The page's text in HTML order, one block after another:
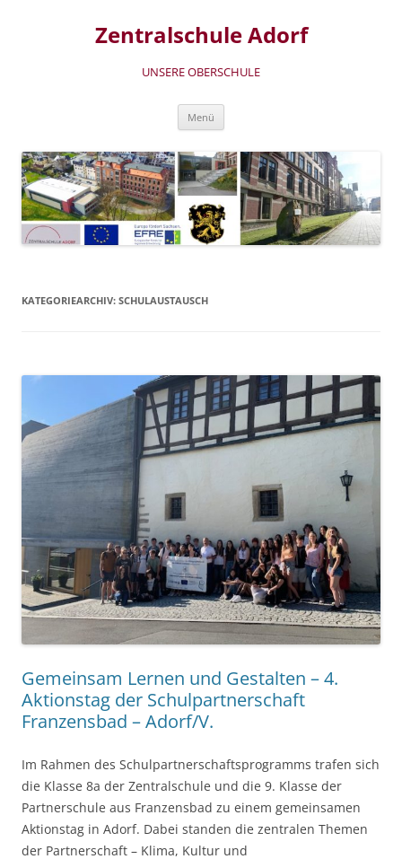
Zentralschule Adorf
UNSERE OBERSCHULE
Menü
KATEGORIEARCHIV: SCHULAUSTAUSCH
Gemeinsam Lernen und Gestalten – 4.
Aktionstag der Schulpartnerschaft
Franzensbad – Adorf/V.
Im Rahmen des Schulpartnerschaftsprogramms trafen sich
die Klasse 8a der Zentralschule und die 9. Klasse der
Partnerschule aus Franzensbad zu einem gemeinsamen
Aktionstag in Adorf. Dabei standen die zentralen Themen
der Partnerschaft – Klima, Kultur und